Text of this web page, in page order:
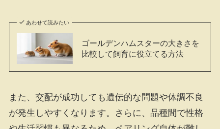
あわせて読みたい
ゴールデンハムスターの大きさを
比較して飼育に役立てる方法
また、交配が成功しても遺伝的な問題や体調不良
が発生しやすくなります。さらに、品種間で性格